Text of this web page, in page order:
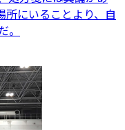
所にいることより、自
。